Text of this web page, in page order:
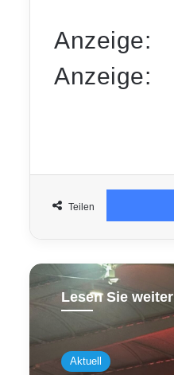
Anzeige:
Anzeige:
Teilen
Lesen Sie weiter
Aktuell